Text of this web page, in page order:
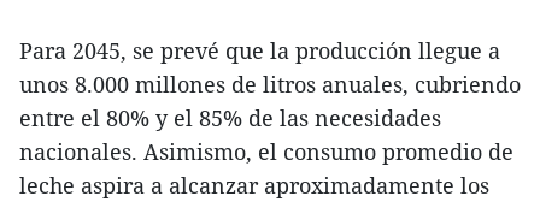
Para 2045, se prevé que la producción llegue a
unos 8.000 millones de litros anuales, cubriendo
entre el 80% y el 85% de las necesidades
nacionales. Asimismo, el consumo promedio de
leche aspira a alcanzar aproximadamente los